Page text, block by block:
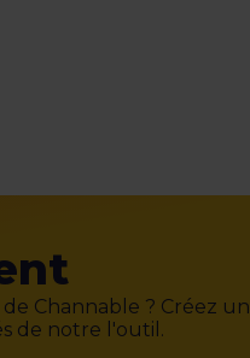
Channable ? Créez un
de notre l'outil.